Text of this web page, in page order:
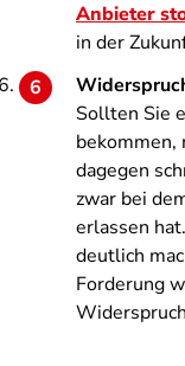
Anbieter
in der
Sollten Sie
bekommen,
dagegen
zwar bei
erlassen
deutlich
Forderung